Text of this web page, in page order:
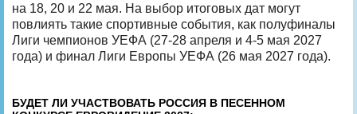
на 18, 20 и 22 мая. На выбор итоговых дат могут
повлиять такие спортивные события, как полуфиналы
Лиги чемпионов УЕФА (27-28 апреля и 4-5 мая 2027
года) и финал Лиги Европы УЕФА (26 мая 2027 года).
БУДЕТ ЛИ УЧАСТВОВАТЬ РОССИЯ В ПЕСЕННОМ